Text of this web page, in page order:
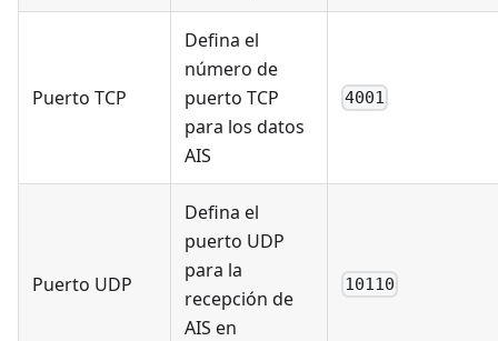
Puerto TCP
Defina el
número de
puerto TCP
para los datos
AIS
4001
Puerto UDP
Defina el
puerto UDP
para la
recepción de
AIS en
10110